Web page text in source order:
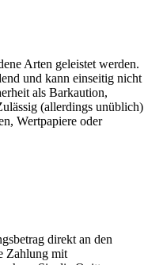
Arten geleistet werden.
und kann einseitig nicht
als Barkaution,
(allerdings unüblich)
Wertpapiere oder
direkt an den
Zahlung mit